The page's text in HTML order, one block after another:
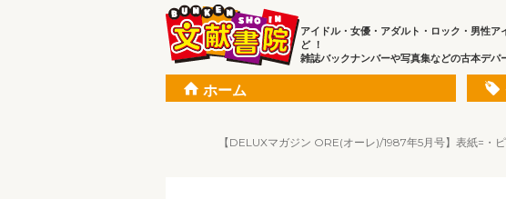
アイドル・女優・アダルト・ロック・男性ア
ど ！
雑誌バックナンバーや写真集などの古本デパ
ホーム
【DELUXマガジン ORE(オーレ)/1987年5月号】表紙=